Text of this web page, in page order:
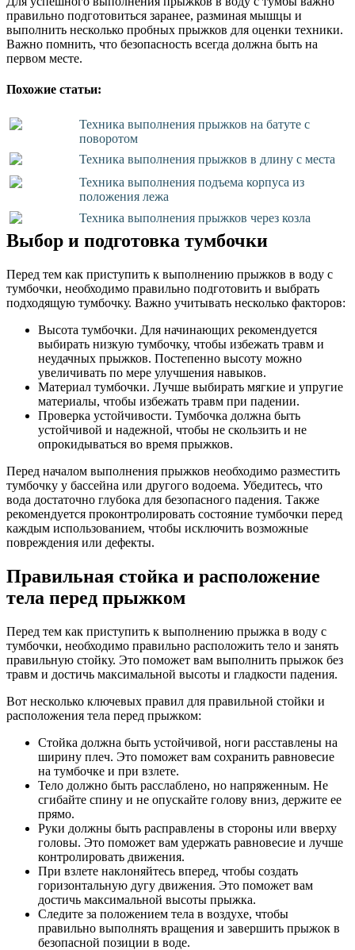
правильно подготовиться заранее, разминая мышцы и
выполнить несколько пробных прыжков для оценки техники.
Важно помнить, что безопасность всегда должна быть на
первом месте.
Похожие статьи:
Техника выполнения прыжков на батуте с
поворотом
Техника выполнения прыжков в длину с места
Техника выполнения подъема корпуса из
положения лежа
Техника выполнения прыжков через козла
Выбор и подготовка тумбочки
Перед тем как приступить к выполнению прыжков в воду с
тумбочки, необходимо правильно подготовить и выбрать
подходящую тумбочку. Важно учитывать несколько факторов:
Высота тумбочки. Для начинающих рекомендуется
выбирать низкую тумбочку, чтобы избежать травм и
неудачных прыжков. Постепенно высоту можно
увеличивать по мере улучшения навыков.
Материал тумбочки. Лучше выбирать мягкие и упругие
материалы, чтобы избежать травм при падении.
Проверка устойчивости. Тумбочка должна быть
устойчивой и надежной, чтобы не скользить и не
опрокидываться во время прыжков.
Перед началом выполнения прыжков необходимо разместить
тумбочку у бассейна или другого водоема. Убедитесь, что
вода достаточно глубока для безопасного падения. Также
рекомендуется проконтролировать состояние тумбочки перед
каждым использованием, чтобы исключить возможные
повреждения или дефекты.
Правильная стойка и расположение
тела перед прыжком
Перед тем как приступить к выполнению прыжка в воду с
тумбочки, необходимо правильно расположить тело и занять
правильную стойку. Это поможет вам выполнить прыжок без
травм и достичь максимальной высоты и гладкости падения.
Вот несколько ключевых правил для правильной стойки и
расположения тела перед прыжком:
Стойка должна быть устойчивой, ноги расставлены на
ширину плеч. Это поможет вам сохранить равновесие
на тумбочке и при взлете.
Тело должно быть расслаблено, но напряженным. Не
сгибайте спину и не опускайте голову вниз, держите ее
прямо.
Руки должны быть расправлены в стороны или вверху
головы. Это поможет вам удержать равновесие и лучше
контролировать движения.
При взлете наклоняйтесь вперед, чтобы создать
горизонтальную дугу движения. Это поможет вам
достичь максимальной высоты прыжка.
Следите за положением тела в воздухе, чтобы
правильно выполнять вращения и завершить прыжок в
безопасной позиции в воде.